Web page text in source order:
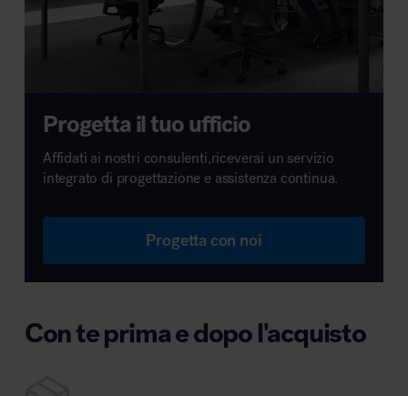
Progetta il tuo ufficio
Affidati ai nostri consulenti,riceverai un servizio
integrato di progettazione e assistenza continua.
Progetta con noi
Con te prima e dopo l'acquisto